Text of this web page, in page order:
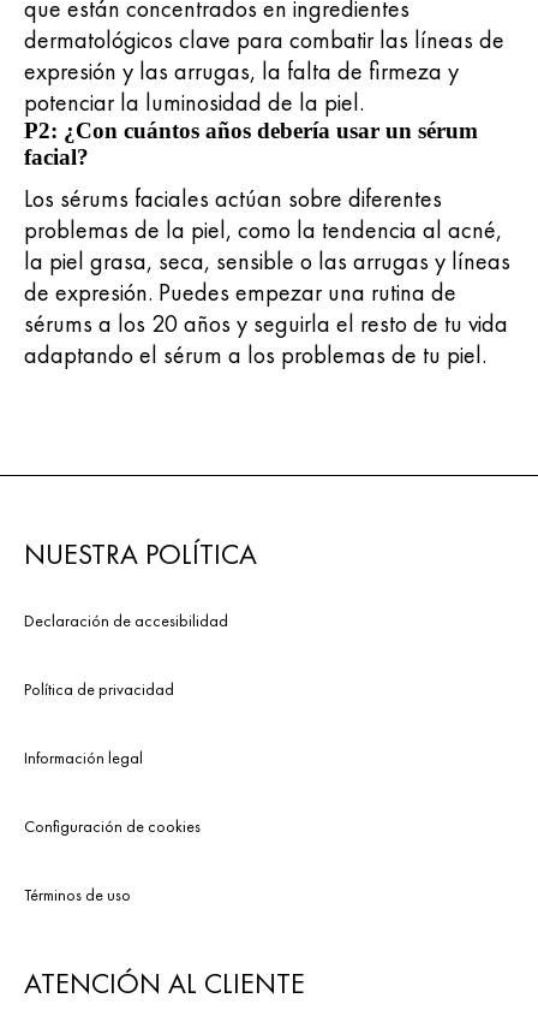
que están concentrados en ingredientes
dermatológicos clave para combatir las líneas de
expresión y las arrugas, la falta de firmeza y
potenciar la luminosidad de la piel.
P2: ¿Con cuántos años debería usar un sérum
facial?
Los sérums faciales actúan sobre diferentes
problemas de la piel, como la tendencia al acné,
la piel grasa, seca, sensible o las arrugas y líneas
de expresión. Puedes empezar una rutina de
sérums a los 20 años y seguirla el resto de tu vida
adaptando el sérum a los problemas de tu piel.
NUESTRA POLÍTICA
Declaración de accesibilidad
Política de privacidad
Información legal
Configuración de cookies
Términos de uso
ATENCIÓN AL CLIENTE